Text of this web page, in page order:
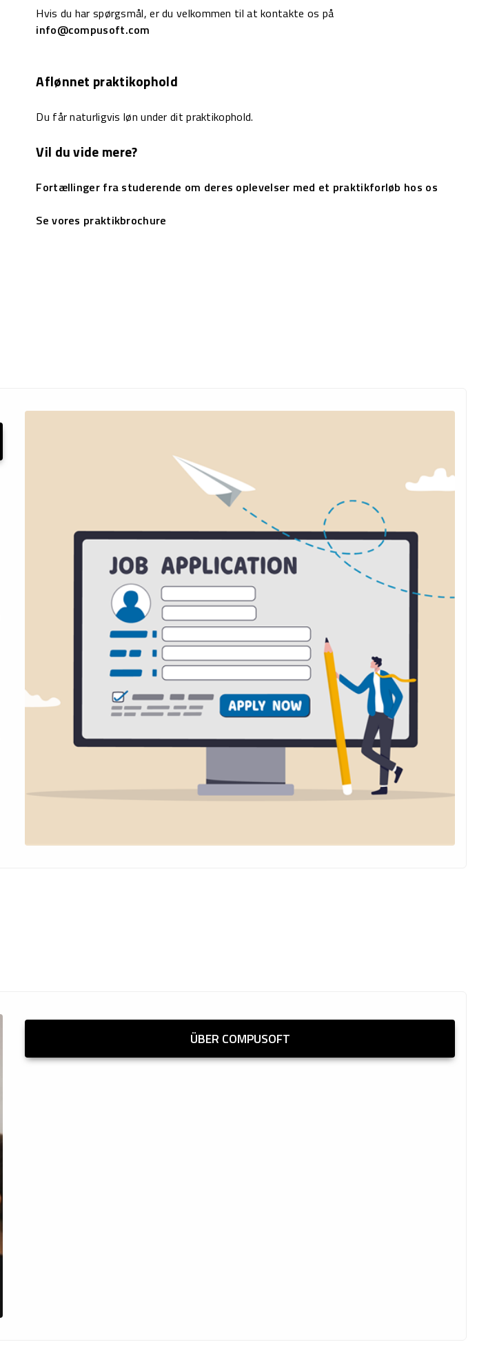
Hvis du har spørgsmål, er du velkommen til at kontakte os på
info@compusoft.com
Aflønnet praktikophold
Du får naturligvis løn under dit praktikophold.
Vil du vide mere?
Fortællinger fra studerende om deres oplevelser med et praktikforløb hos os
Se vores praktikbrochure
ÜBER COMPUSOFT